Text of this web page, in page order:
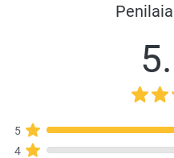
5
4